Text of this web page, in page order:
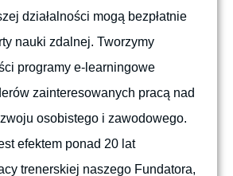
działalności mogą bezpłatnie
nauki zdalnej. Tworzymy
programy e-learningowe
zainteresowanych pracą nad
osobistego i zawodowego.
efektem ponad 20 lat
trenerskiej naszego Fundatora,